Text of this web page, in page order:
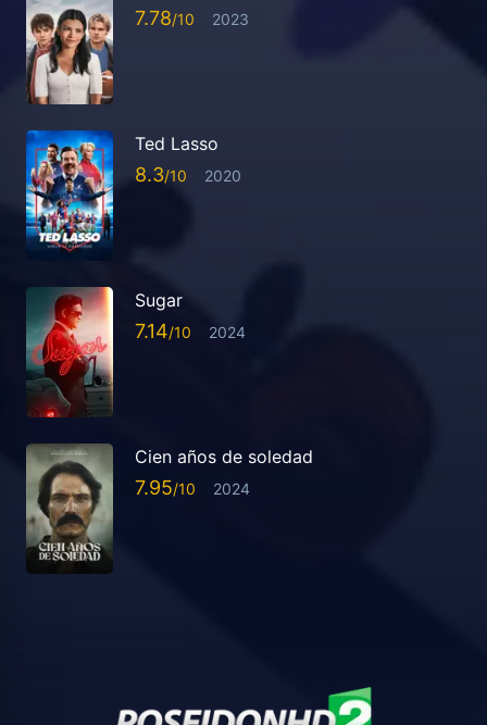
7.78 2023
Ted Lasso
8.3 2020
Sugar
7.14 2024
Cien años de soledad
7.95 2024